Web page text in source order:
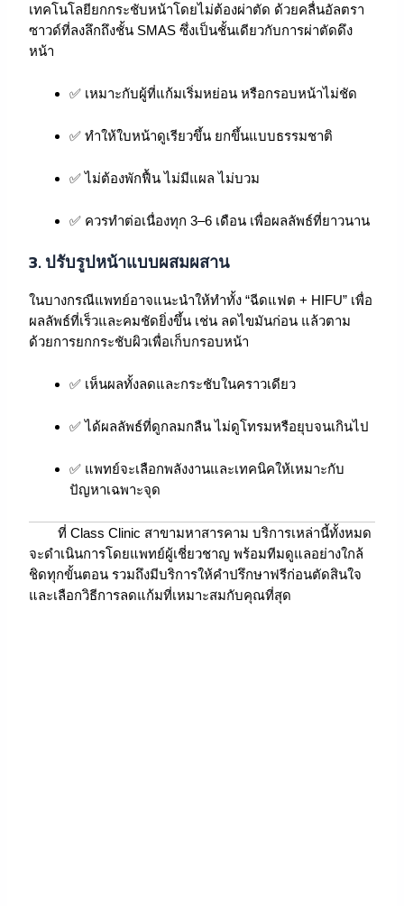
เทคโนโลยียกกระชับหน้าโดยไม่ต้องผ่าตัด ด้วยคลื่นอัลตรา
ซาวด์ที่ลงลึกถึงชั้น SMAS ซึ่งเป็นชั้นเดียวกับการผ่าตัดดึง
หน้า
✅ เหมาะกับผู้ที่แก้มเริ่มหย่อน หรือกรอบหน้าไม่ชัด
✅ ทำให้ใบหน้าดูเรียวขึ้น ยกขึ้นแบบธรรมชาติ
✅ ไม่ต้องพักฟื้น ไม่มีแผล ไม่บวม
✅ ควรทำต่อเนื่องทุก 3–6 เดือน เพื่อผลลัพธ์ที่ยาวนาน
3. ปรับรูปหน้าแบบผสมผสาน
ในบางกรณีแพทย์อาจแนะนำให้ทำทั้ง “ฉีดแฟต + HIFU” เพื่อ
ผลลัพธ์ที่เร็วและคมชัดยิ่งขึ้น เช่น ลดไขมันก่อน แล้วตาม
ด้วยการยกกระชับผิวเพื่อเก็บกรอบหน้า
✅ เห็นผลทั้งลดและกระชับในคราวเดียว
✅ ได้ผลลัพธ์ที่ดูกลมกลืน ไม่ดูโทรมหรือยุบจนเกินไป
✅ แพทย์จะเลือกพลังงานและเทคนิคให้เหมาะกับ
ปัญหาเฉพาะจุด
ที่ Class Clinic สาขามหาสารคาม บริการเหล่านี้ทั้งหมด
จะดำเนินการโดยแพทย์ผู้เชี่ยวชาญ พร้อมทีมดูแลอย่างใกล้
ชิดทุกขั้นตอน รวมถึงมีบริการให้คำปรึกษาฟรีก่อนตัดสินใจ
และเลือกวิธีการลดแก้มที่เหมาะสมกับคุณที่สุด